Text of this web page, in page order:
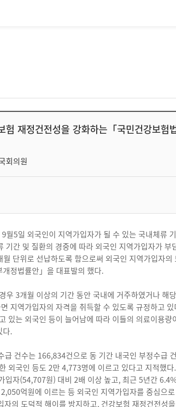
재정건전성을 강화하는「국민건강보험
회의원
5일 외국인이 지역가입자가 될 수 있는 국내체류
기간 및 질환의 경중에 따라 외국인 지역가입자가 부
단위로 선납하도록 함으로써 외국인 지역가입자의
정법률안」을 대표발의 했다.
3개월 이상의 기간 동안 국내에 거주하였거나 해
지역가입자의 자격을 취득할 수 있도록 규정하고
있는 외국인 등이 늘어남에 따라 이들의 의료이용량
다.
건수는 166,834건으로 동 기간 내국인 부정수급
외국인 등도 2만 4,773명에 이르고 있다고 지적했
자(54,707원) 대비 2배 이상 높고, 최근 5년간
억원에 이르는 등 외국인 지역가입자를 중심으
의 도덕적 해이를 방지하고, 건강보험 재정건전성